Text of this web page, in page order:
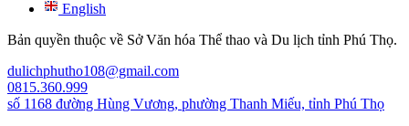
English
Bản quyền thuộc về Sở Văn hóa Thể thao và Du lịch tỉnh Phú Thọ.
dulichphutho108@gmail.com
0815.360.999
số 1168 đường Hùng Vương, phường Thanh Miếu, tỉnh Phú Thọ